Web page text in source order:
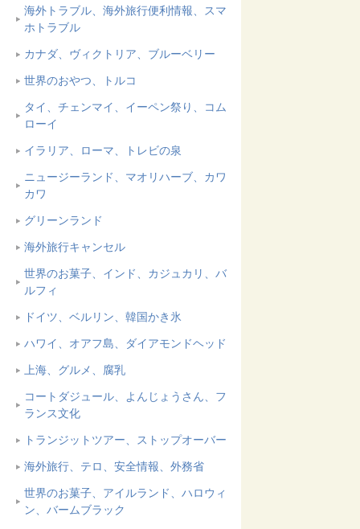
海外トラブル、海外旅行便利情報、スマ
ホトラブル
カナダ、ヴィクトリア、ブルーベリー
世界のおやつ、トルコ
タイ、チェンマイ、イーペン祭り、コム
ローイ
イラリア、ローマ、トレビの泉
ニュージーランド、マオリハーブ、カワ
カワ
グリーンランド
海外旅行キャンセル
世界のお菓子、インド、カジュカリ、バ
ルフィ
ドイツ、ベルリン、韓国かき氷
ハワイ、オアフ島、ダイアモンドヘッド
上海、グルメ、腐乳
コートダジュール、よんじょうさん、フ
ランス文化
トランジットツアー、ストップオーバー
海外旅行、テロ、安全情報、外務省
世界のお菓子、アイルランド、ハロウィ
ン、バームブラック